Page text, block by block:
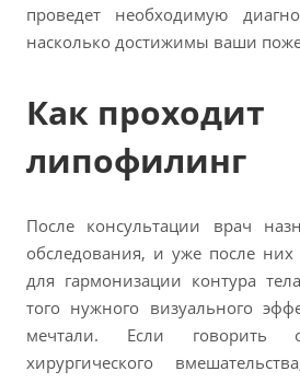
проведет необходимую
насколько достижимы ваши
Как проходит
липофилинг
После консультации врач
обследования, и уже после
для гармонизации контура
того нужного визуального
мечтали. Если говорить
хирургического